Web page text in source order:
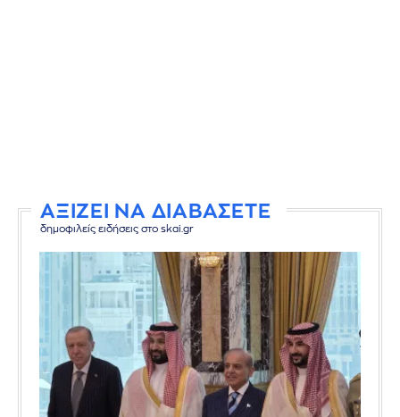
ΑΞΙΖΕΙ ΝΑ ΔΙΑΒΑΣΕΤΕ
δημοφιλείς ειδήσεις στο skai.gr